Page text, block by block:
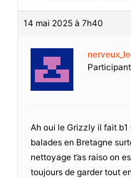
14 mai 2025 à 7h40
Participant
Ah oui le Grizzly il fait b1
balades en Bretagne
nettoyage t’as raiso on
toujours de garder tout